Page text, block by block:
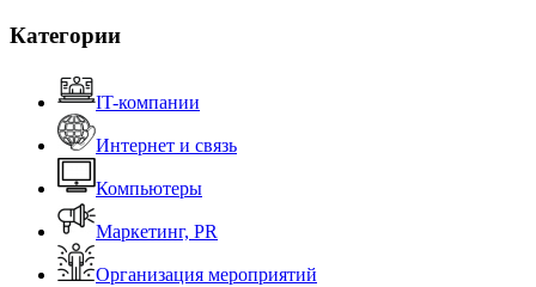
Категории
IT-компании
Интернет и связь
Компьютеры
Маркетинг, PR
Организация мероприятий